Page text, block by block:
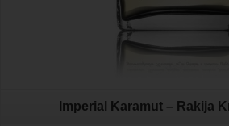
Imperial Karamut – Rakija